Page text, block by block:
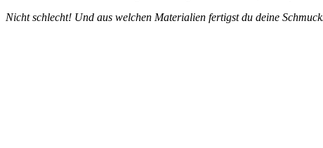
Nicht schlecht! Und aus welchen Materialien fertigst du deine